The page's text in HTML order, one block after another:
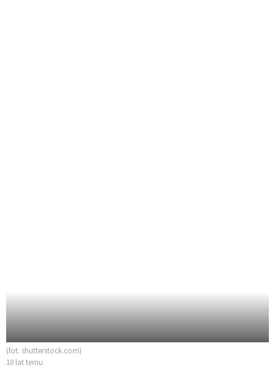
(fot. shutterstock.com)
10 lat temu